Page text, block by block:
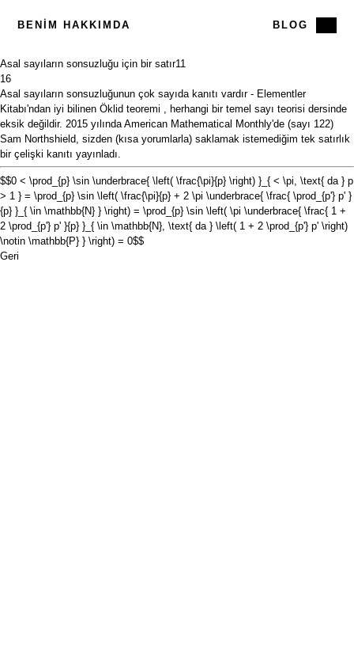
BENIM HAKKIMDA BLOG
Asal sayıların sonsuzluğu için bir satır11
16
Asal sayıların sonsuzluğunun çok sayıda kanıtı vardır - Elementler
Kitabı'ndan iyi bilinen Öklid teoremi , herhangi bir temel sayı teorisi dersinde
eksik değildir. 2015 yılında American Mathematical Monthly'de (sayı 122)
Sam Northshield, sizden (kısa yorumlarla) saklamak istemediğim tek satırlık
bir çelişki kanıtı yayınladı.
$$0 < \prod_{p} \sin \underbrace{ \left( \frac{\pi}{p} \right) }_{ < \pi, \text{ da } p
> 1 } = \prod_{p} \sin \left( \frac{\pi}{p} + 2 \pi \underbrace{ \frac{ \prod_{p'} p' }
{p} }_{ \in \mathbb{N} } \right) = \prod_{p} \sin \left( \pi \underbrace{ \frac{ 1 +
2 \prod_{p'} p' }{p} }_{ \in \mathbb{N}, \text{ da } \left( 1 + 2 \prod_{p'} p' \right)
\notin \mathbb{P} } \right) = 0$$
Geri